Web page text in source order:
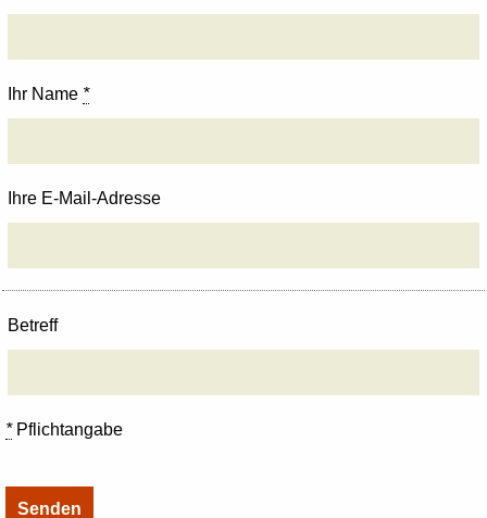
Ihr Name *
Ihre E-Mail-Adresse
Betreff
*Pflichtangabe